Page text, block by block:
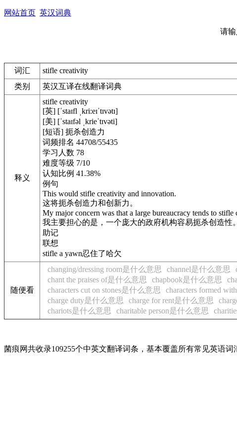
网站首页 英汉词典
请
词汇
stifle creativity
类别
英汉互译在线翻译词典
释义
stifle creativity
[英] [ˈstaɪfl ˌkri:eɪˈtɪvətɪ]
[美] [ˈstaɪfəl ˌkrieˈtɪvəti]
[短语] 扼杀创造力
词频排名 44708/55435
学习人数 78
难度等级 7/10
认知比例 41.38%
例句
This would stifle creativity and innovation.
这将扼杀创造力和创新力。
My major concern was that a large bureaucracy tends to stifle
我主要担心的是，一个庞大的政府机构容易扼杀创造性。
助记
联想
stifle a yawn忍住了哈欠
随便看
changing/dressing room是什么意思 channel是什么意思
chant the praises of是什么意思
chapbook是什么意思
characters cut on stones是什么意思
characters formed
charge duty是什么意思
charge for rent是什么意思
chariots是什么意思
charitable person是什么意思
菌痕网共收录109255个中英文翻译词条，基本覆盖所有常见英语